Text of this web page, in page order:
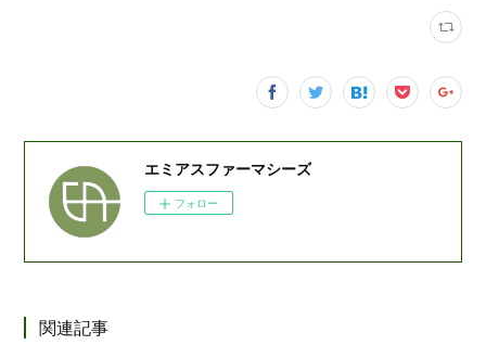
エミアスファーマシーズ
フォロー
関連記事